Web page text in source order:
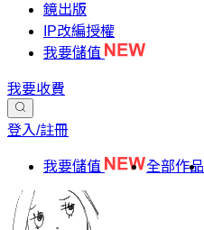
鏡出版
IP改編授權
我要儲值
我要收費
登入/註冊
我要儲值 全部作品